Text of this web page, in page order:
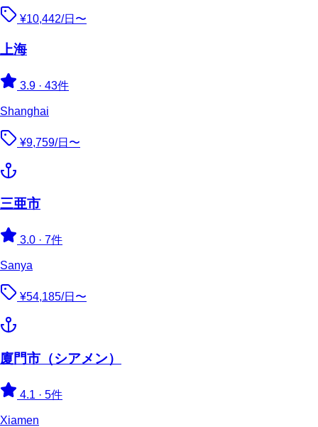
¥10,442/日〜
上海
3.9 · 43件
Shanghai
¥9,759/日〜
三亜市
3.0 · 7件
Sanya
¥54,185/日〜
廈門市（シアメン）
4.1 · 5件
Xiamen